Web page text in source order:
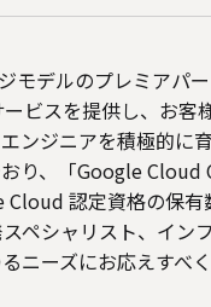
デルのプレミアパ
ビスを提供し、お客
ンジニアを積極的に
り、「Google
認定資格の保有
ペシャリスト、イン
ニーズにお応えすべ